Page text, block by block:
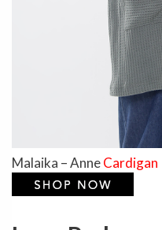
Malaika – AnneCardigan